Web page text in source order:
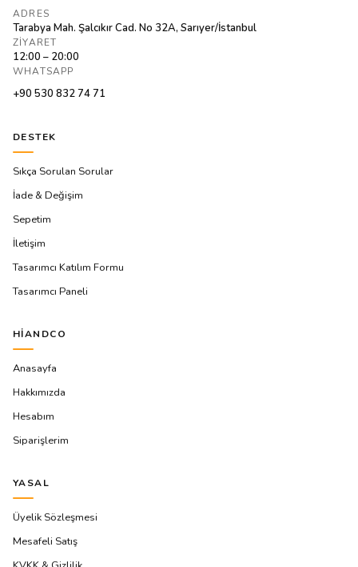
ADRES
Tarabya Mah. Şalcıkır Cad. No 32A, Sarıyer/İstanbul
ZIYARET
12:00 – 20:00
WHATSAPP
+90 530 832 74 71
DESTEK
Sıkça Sorulan Sorular
İade & Değişim
Sepetim
İletişim
Tasarımcı Katılım Formu
Tasarımcı Paneli
HIANDCO
Anasayfa
Hakkımızda
Hesabım
Siparişlerim
YASAL
Üyelik Sözleşmesi
Mesafeli Satış